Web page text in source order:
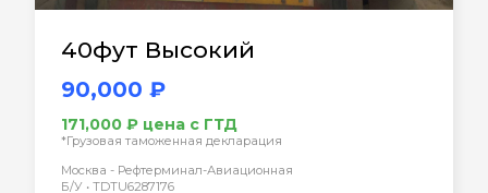
40фут Высокий
90,000 ₽
171,000 ₽ цена с ГТД
*Грузовая таможенная декларация
Москва - Рефтерминал-Авиационная
Б/У • TDTU6287176